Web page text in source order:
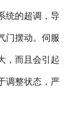
统的超调，导
门摆动。伺服
，而且会引起
调整状态，严